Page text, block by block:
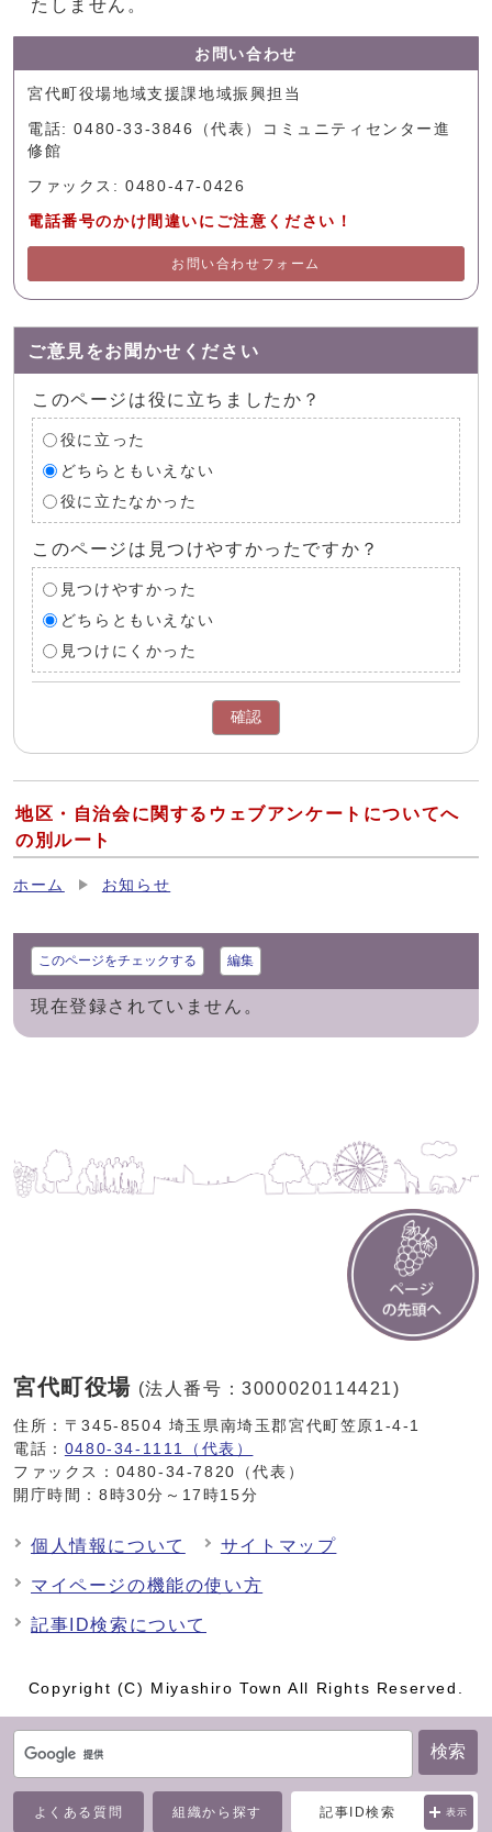
検索
よくある質問 組織から探す 記事ID検索 表示
たしません。
お問い合わせ
宮代町役場地域支援課地域振興担当
電話: 0480-33-3846（代表）コミュニティセンター進
修館
ファックス: 0480-47-0426
電話番号のかけ間違いにご注意ください！
お問い合わせフォーム
ご意見をお聞かせください
このページは役に立ちましたか？
役に立った
どちらともいえない
役に立たなかった
このページは見つけやすかったですか？
見つけやすかった
どちらともいえない
見つけにくかった
確認
地区・自治会に関するウェブアンケートについてへ
の別ルート
ホーム お知らせ
このページをチェックする 編集
現在登録されていません。
宮代町役場 (法人番号：3000020114421)
住所：〒345-8504 埼玉県南埼玉郡宮代町笠原1-4-1
電話： 0480-34-1111（代表）
ファックス：0480-34-7820（代表）
開庁時間：8時30分～17時15分
個人情報について サイトマップ
マイページの機能の使い方
記事ID検索について
Copyright (C) Miyashiro Town All Rights Reserved.